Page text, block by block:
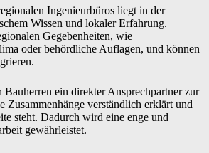
Ingenieurbüros liegt in der
Wissen und lokaler Erfahrung.
Gegebenheiten, wie
oder behördliche Auflagen, und können
Bauherren ein direkter Ansprechpartner zur
Zusammenhänge verständlich erklärt und
steht. Dadurch wird eine enge und
gewährleistet.